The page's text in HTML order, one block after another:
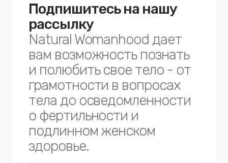
Подпишитесь на нашу
рассылку
Natural Womanhood дает
вам возможность познать
и полюбить свое тело - от
грамотности в вопросах
тела до осведомленности
о фертильности и
подлинном женском
здоровье.